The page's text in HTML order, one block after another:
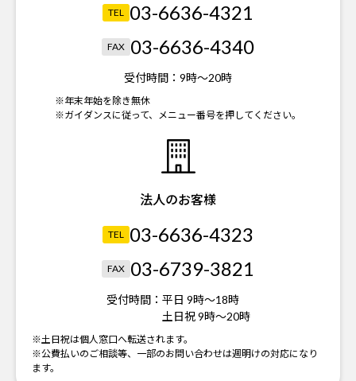
TEL 03-6636-4321
FAX 03-6636-4340
受付時間： 9時～20時
※年末年始を除き無休
※ガイダンスに従って、メニュー番号を押してください。
法人のお客様
TEL 03-6636-4323
FAX 03-6739-3821
受付時間： 平日 9時～18時
土日祝 9時～20時
※土日祝は個人窓口へ転送されます。
※公費払いのご相談等、一部のお問い合わせは週明けの対応になり
ます。